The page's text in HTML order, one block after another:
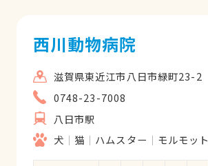
西川動物病院
滋賀県東近江市八日市緑町23-2
0748-23-7008
八日市駅
犬
猫 ハムスター モルモット